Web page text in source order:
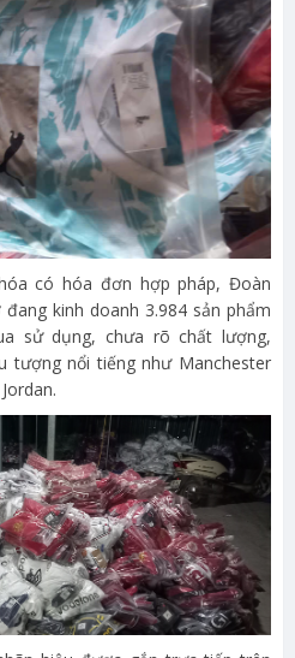
có hóa đơn hợp pháp, Đoàn
kinh doanh 3.984 sản phẩm
sử dụng, chưa rõ chất lượng,
tượng nổi tiếng như Manchester